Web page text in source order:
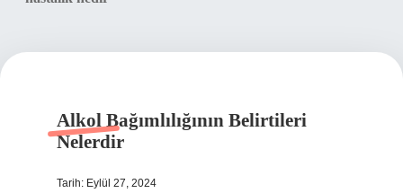
Alkol Bağımlılığının Belirtileri
Nelerdir
Tarih: Eylül 27, 2024